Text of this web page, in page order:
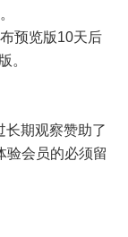
预览版10天后
。
长期观察赞助了
验会员的必须留